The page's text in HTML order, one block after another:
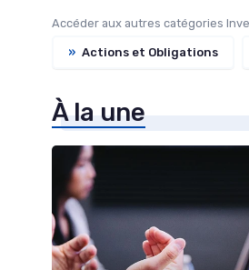
Accéder aux autres catégories
» Actions et Obligations
À la une